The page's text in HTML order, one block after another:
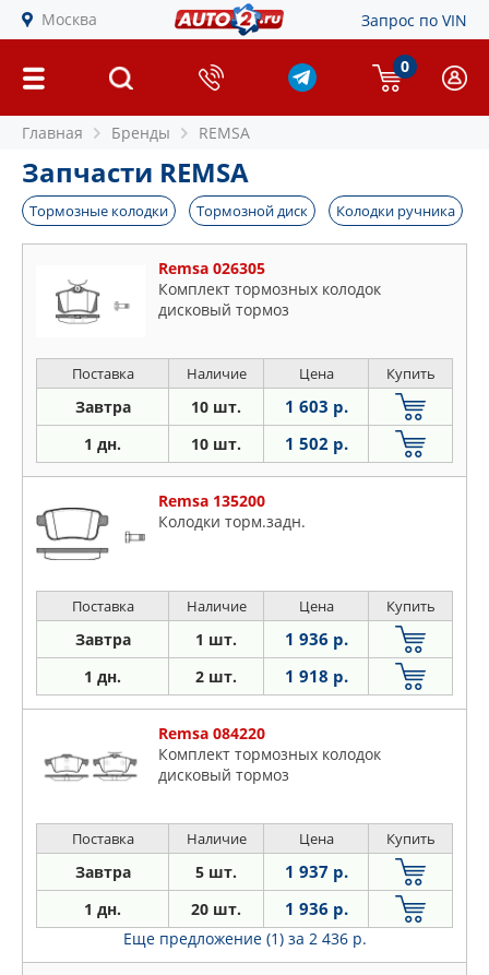
Москва Запрос по VIN
0
Главная Бренды REMSA
Запчасти REMSA
Тормозные колодки Тормозной диск Колодки ручника
Remsa 026305
Комплект тормозных колодок
дисковый тормоз
Поставка Наличие Цена Купить
Завтра 10 шт. 1 603 р.
1 дн. 10 шт. 1 502 р.
Remsa 135200
Колодки торм.задн.
Поставка Наличие Цена Купить
Завтра 1 шт. 1 936 р.
1 дн. 2 шт. 1 918 р.
Remsa 084220
Комплект тормозных колодок
дисковый тормоз
Поставка Наличие Цена Купить
Завтра 5 шт. 1 937 р.
1 дн. 20 шт. 1 936 р.
Еще предложение (1) за 2 436 р.